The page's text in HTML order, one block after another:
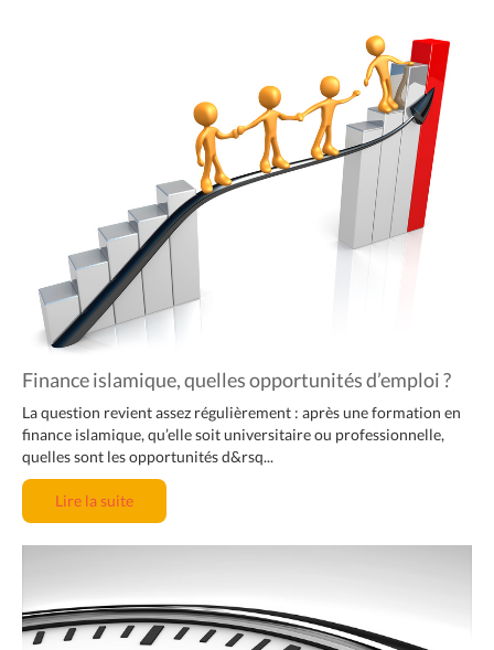
Finance islamique, quelles opportunités d’emploi ?
La question revient assez régulièrement : après une formation en
finance islamique, qu’elle soit universitaire ou professionnelle,
quelles sont les opportunités d&rsq...
Lire la suite